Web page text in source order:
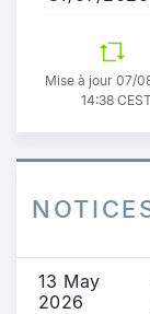
Mise à jour 07/
14:38
13 May
2026